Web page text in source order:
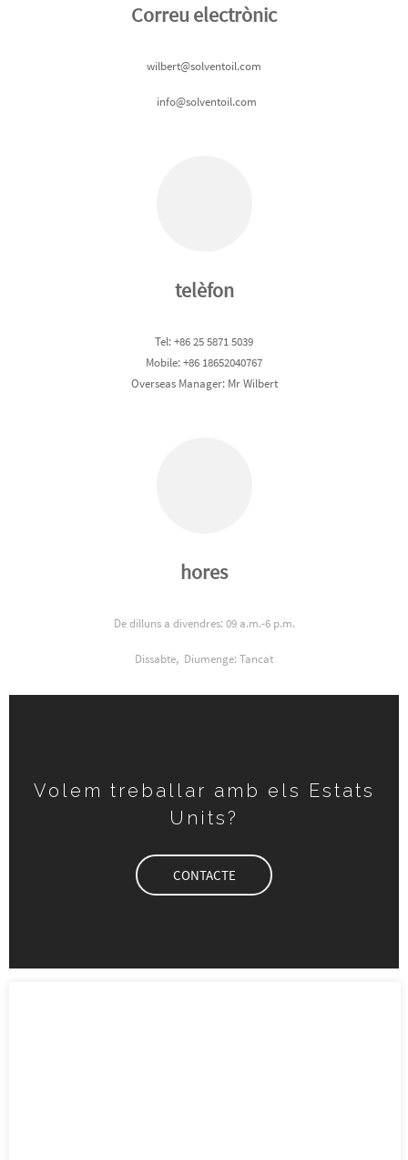
Correu electrònic
wilbert@solventoil.com
info@solventoil.com
telèfon
Tel: +86 25 5871 5039
Mobile: +86 18652040767
Overseas Manager: Mr Wilbert
hores
De dilluns a divendres: 09 a.m.-6 p.m.
Dissabte, Diumenge: Tancat
Volem treballar amb els Estats
Units?
CONTACTE